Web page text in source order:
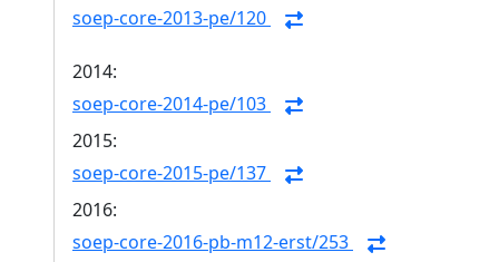
soep-core-2013-pe/120
2014:
soep-core-2014-pe/103
2015:
soep-core-2015-pe/137
2016:
soep-core-2016-pb-m12-erst/253